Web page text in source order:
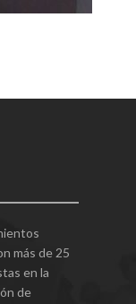
más de 25
en la
de